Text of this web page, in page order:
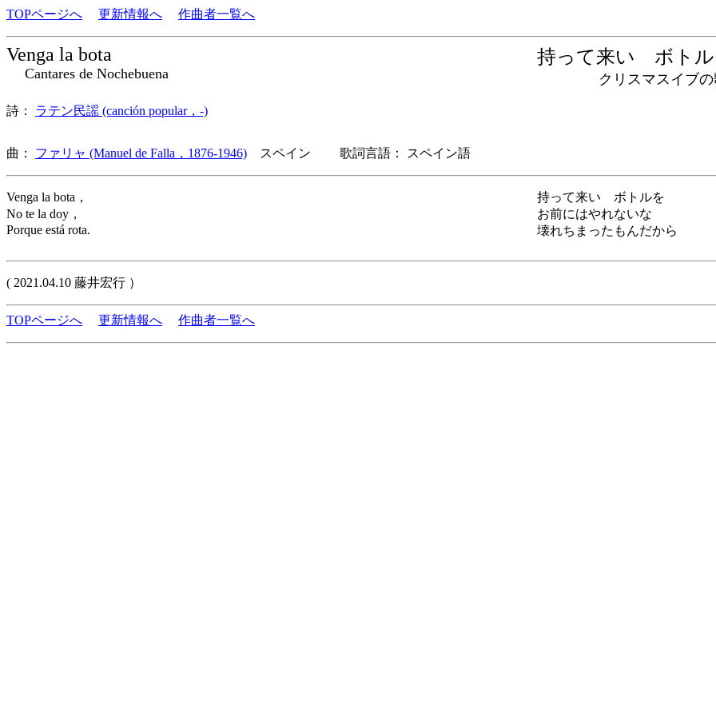
TOPページへ 更新情報へ 作曲者一覧へ
Venga la bota
Cantares de Nochebuena
持って来い ボト
クリスマスイブの
詩： ラテン民謡 (canción popular，-)
曲： ファリャ (Manuel de Falla，1876-1946) スペイン 歌詞言語： スペイン語
Venga la bota，
No te la doy，
Porque está rota.
持って来い ボトルを
お前にはやれないな
壊れちまったもんだから
( 2021.04.10 藤井宏行 ）
TOPページへ 更新情報へ 作曲者一覧へ